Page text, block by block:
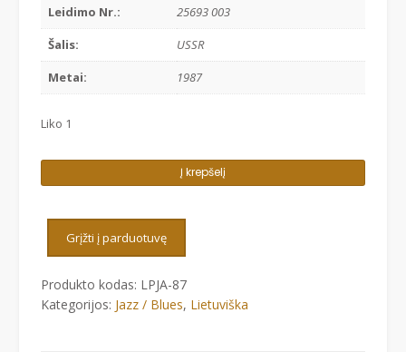
Leidimo Nr.:
25693 003
Šalis:
USSR
Metai:
1987
Liko 1
kiekis:
II
Į krepšelį
Grįžti į parduotuvę
Produkto kodas: LPJA-87
Kategorijos: Jazz / Blues, Lietuviška